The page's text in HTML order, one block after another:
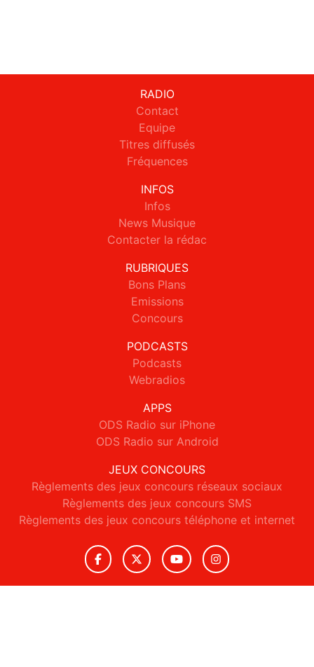
RADIO
Contact
Equipe
Titres diffusés
Fréquences
INFOS
Infos
News Musique
Contacter la rédac
RUBRIQUES
Bons Plans
Emissions
Concours
PODCASTS
Podcasts
Webradios
APPS
ODS Radio sur iPhone
ODS Radio sur Android
JEUX CONCOURS
Règlements des jeux concours réseaux sociaux
Règlements des jeux concours SMS
Règlements des jeux concours téléphone et internet